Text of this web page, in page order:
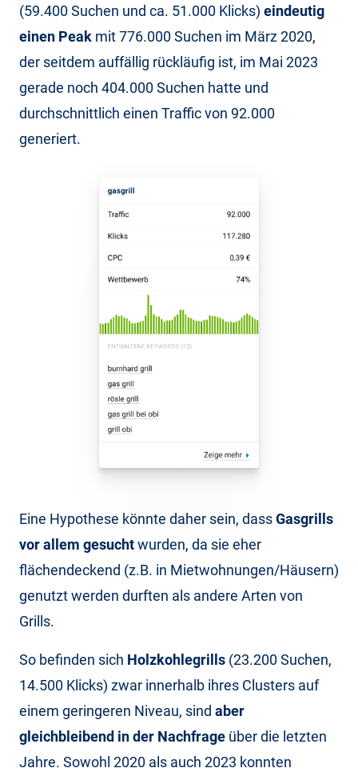
(59.400 Suchen und ca. 51.000 Klicks) eindeutig
einen Peak mit 776.000 Suchen im März 2020,
der seitdem auffällig rückläufig ist, im Mai 2023
gerade noch 404.000 Suchen hatte und
durchschnittlich einen Traffic von 92.000
generiert.
Eine Hypothese könnte daher sein, dassGasgrills
vor allem gesuchtwurden, da sie eher
flächendeckend (z.B. in Mietwohnungen/Häusern)
genutzt werden durften als andere Arten von
Grills.
So befinden sich Holzkohlegrills (23.200 Suchen,
14.500 Klicks) zwar innerhalb ihres Clusters auf
einem geringeren Niveau, sind aber
gleichbleibend in der Nachfrage über die letzten
Jahre. Sowohl 2020 als auch 2023 konnten